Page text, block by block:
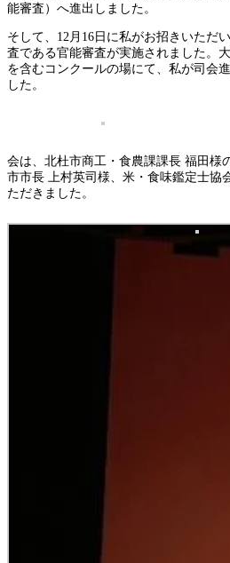
能審査）へ進出しました。
そして、12月16日に私がお招きいただ
査である官能審査が実施されました。
を含むコンクールの場にて、私が司会
した。
会は、北杜市商工・食農課課長 福田様
市市長 上村英司様、米・食味鑑定士協
ただきました。